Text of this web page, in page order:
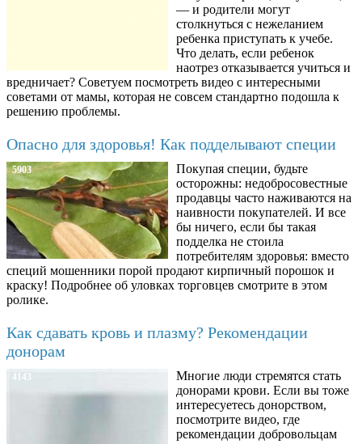
— и родители могут
столкнуться с нежеланием
ребенка приступать к учебе.
Что делать, если ребенок
наотрез отказывается учиться и
вредничает? Советуем посмотреть видео с интересными
советами от мамы, которая не совсем стандартно подошла к
решению проблемы.
Опасно для здоровья! Как подделывают специи
5903
Покупая специи, будьте
осторожны: недобросовестные
продавцы часто наживаются на
наивности покупателей. И все
бы ничего, если бы такая
подделка не стоила
потребителям здоровья: вместо
специй мошенники порой продают кирпичный порошок и
краску! Подробнее об уловках торговцев смотрите в этом
ролике.
Как сдавать кровь и плазму? Рекомендации
донорам
4143
Многие люди стремятся стать
донорами крови. Если вы тоже
интересуетесь донорством,
посмотрите видео, где
рекомендации добровольцам